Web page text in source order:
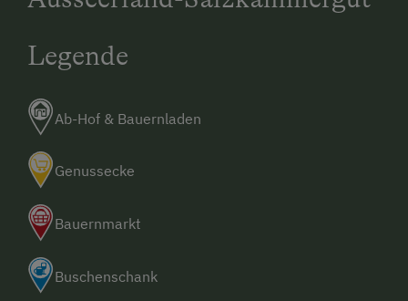
Legende
Ab-Hof & Bauernladen
Genussecke
Bauernmarkt
Buschenschank